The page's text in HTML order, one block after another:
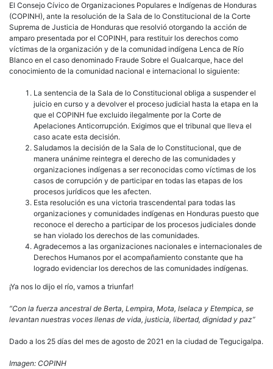
El Consejo Cívico de Organizaciones Populares e Indígenas de Honduras
(COPINH), ante la resolución de la Sala de lo Constitucional de la Corte
Suprema de Justicia de Honduras que resolvió otorgando la acción de
amparo presentada por el COPINH, para restituir los derechos como
víctimas de la organización y de la comunidad indígena Lenca de Río
Blanco en el caso denominado Fraude Sobre el Gualcarque, hace del
conocimiento de la comunidad nacional e internacional lo siguiente:
La sentencia de la Sala de lo Constitucional obliga a suspender el
juicio en curso y a devolver el proceso judicial hasta la etapa en la
que el COPINH fue excluido ilegalmente por la Corte de
Apelaciones Anticorrupción. Exigimos que el tribunal que lleva el
caso acate esta decisión.
Saludamos la decisión de la Sala de lo Constitucional, que de
manera unánime reintegra el derecho de las comunidades y
organizaciones indígenas a ser reconocidas como víctimas de los
casos de corrupción y de participar en todas las etapas de los
procesos jurídicos que les afecten.
Esta resolución es una victoria trascendental para todas las
organizaciones y comunidades indígenas en Honduras puesto que
reconoce el derecho a participar de los procesos judiciales donde
se han violado los derechos de las comunidades.
Agradecemos a las organizaciones nacionales e internacionales de
Derechos Humanos por el acompañamiento constante que ha
logrado evidenciar los derechos de las comunidades indígenas.
¡Ya nos lo dijo el río, vamos a triunfar!
“Con la fuerza ancestral de Berta, Lempira, Mota, Iselaca y Etempica, se
levantan nuestras voces llenas de vida, justicia, libertad, dignidad y paz”
Dado a los 25 días del mes de agosto de 2021 en la ciudad de Tegucigalpa.
Imagen: COPINH